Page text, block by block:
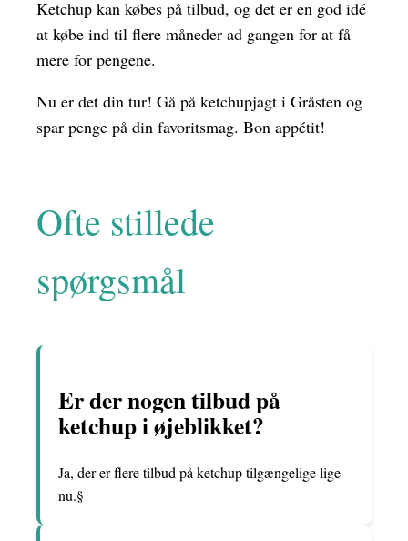
Ketchup kan købes på tilbud, og det er en god idé
at købe ind til flere måneder ad gangen for at få
mere for pengene.
Nu er det din tur! Gå på ketchupjagt i Gråsten og
spar penge på din favoritsmag. Bon appétit!
Ofte stillede
spørgsmål
Er der nogen tilbud på
ketchup i øjeblikket?
Ja, der er flere tilbud på ketchup tilgængelige lige
nu.§